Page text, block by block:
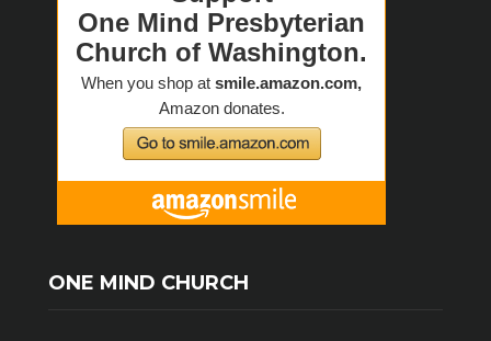
ONE MIND CHURCH